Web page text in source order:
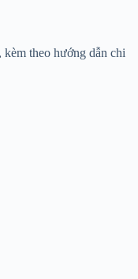
theo hướng dẫn chi